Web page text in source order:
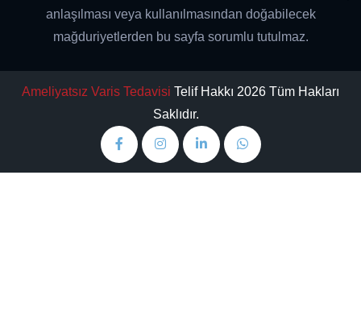
anlaşılması veya kullanılmasından doğabilecek
mağduriyetlerden bu sayfa sorumlu tutulmaz.
Ameliyatsız Varis Tedavisi Telif Hakkı 2026 Tüm Hakları
Saklıdır.